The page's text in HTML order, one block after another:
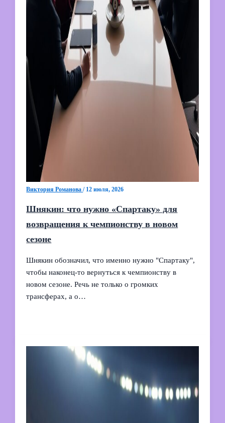
Виктория Романова/ 12 июля, 2026
Шнякин: что нужно «Спартаку» для
возвращения к чемпионству в новом
сезоне
Шнякин обозначил, что именно нужно "Спартаку",
чтобы наконец-то вернуться к чемпионству в
новом сезоне. Речь не только о громких
трансферах, а о…